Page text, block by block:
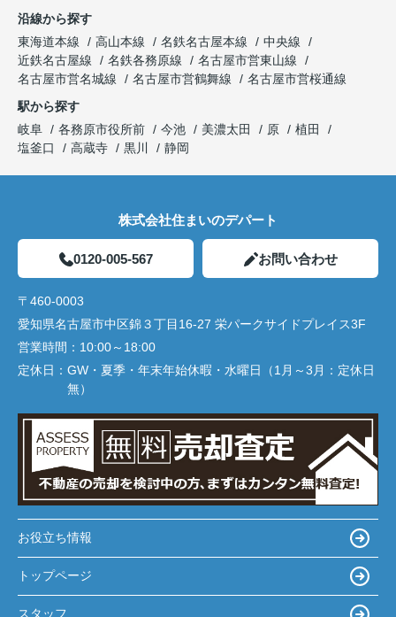
沿線から探す
東海道本線
高山本線 名鉄名古屋本線
中央線
近鉄名古屋線
名鉄各務原線
名古屋市営東山線
名古屋市営名城線
名古屋市営鶴舞線
名古屋市営桜通線
駅から探す
岐阜
各務原市役所前 今池 美濃太田 原
植田
塩釜口
高蔵寺 黒川 静岡
株式会社住まいのデパート
0120-005-567 お問い合わせ
〒460-0003
愛知県名古屋市中区錦３丁目16-27 栄パークサイドプレイス3F
営業時間： 10:00～18:00
定休日： GW・夏季・年末年始休暇・水曜日（1月～3月：定休日
無）
お役立ち情報
トップページ
スタッフ